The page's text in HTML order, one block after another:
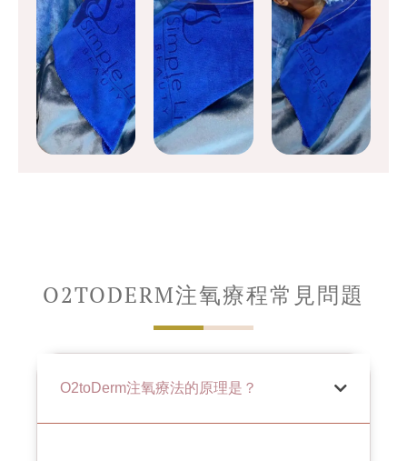
O2TODERM注氧療程常見問題
O2toDerm注氧療法的原理是？